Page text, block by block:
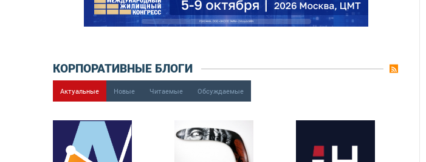
КОРПОРАТИВНЫЕ БЛОГИ
Актуальные Новые Читаемые Обсуждаемые